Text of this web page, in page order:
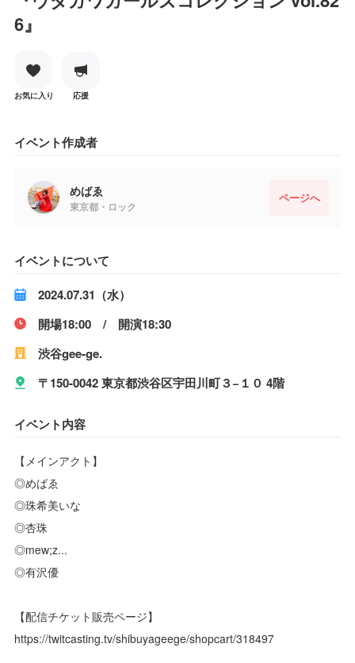
6』
お気に入り 応援
イベント作成者
めばゑ
東京都・ロック
ページへ
イベントについて
2024.07.31（水）
開場18:00 / 開演18:30
渋谷gee-ge.
〒150-0042 東京都渋谷区宇田川町３−１０ 4階
イベント内容
【メインアクト】
◎めばゑ
◎珠希美いな
◎杏珠
◎mew;z...
◎有沢優
【配信チケット販売ページ】
https://twitcasting.tv/shibuyageege/shopcart/318497